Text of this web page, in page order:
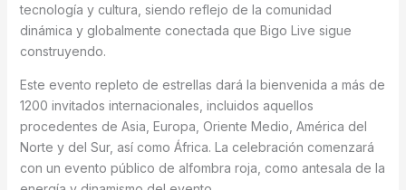
tecnología y cultura, siendo reflejo de la comunidad
dinámica y globalmente conectada que Bigo Live sigue
construyendo.
Este evento repleto de estrellas dará la bienvenida a más de
1200 invitados internacionales, incluidos aquellos
procedentes de Asia, Europa, Oriente Medio, América del
Norte y del Sur, así como África. La celebración comenzará
con un evento público de alfombra roja, como antesala de la